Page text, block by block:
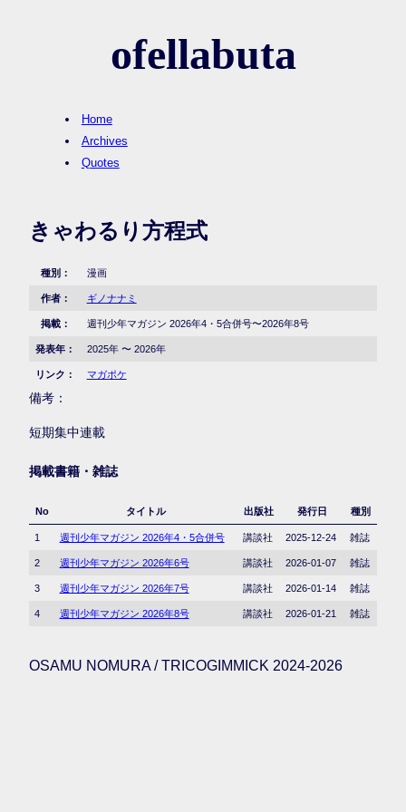
ofellabuta
Home
Archives
Quotes
きゃわるり方程式
種別： 漫画
作者： ギノナナミ
掲載： 週刊少年マガジン 2026年4・5合併号〜2026年8号
発表年： 2025年 〜 2026年
リンク： マガポケ
備考：
短期集中連載
掲載書籍・雑誌
No タイトル 出版社 発行日 種別
1 週刊少年マガジン 2026年4・5合併号 講談社 2025-12-24 雑誌
2 週刊少年マガジン 2026年6号 講談社 2026-01-07 雑誌
3 週刊少年マガジン 2026年7号 講談社 2026-01-14 雑誌
4 週刊少年マガジン 2026年8号 講談社 2026-01-21 雑誌
OSAMU NOMURA / TRICOGIMMICK 2024-2026